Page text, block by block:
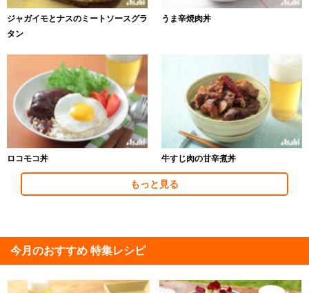
ジャガイモとナスのミートソースグラ
タン
うま辛焼肉丼
ロコモコ丼 牛すじ肉の甘辛煮丼
もっと見る
今月のおすすめ 特集レシピ